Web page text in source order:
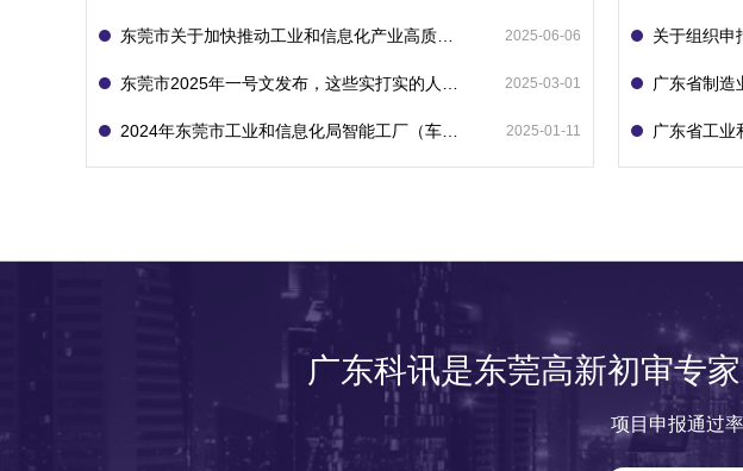
2025-06-06
2025-03-01
2025-01-11
广东科讯是东莞高新初审专
项目申报通过